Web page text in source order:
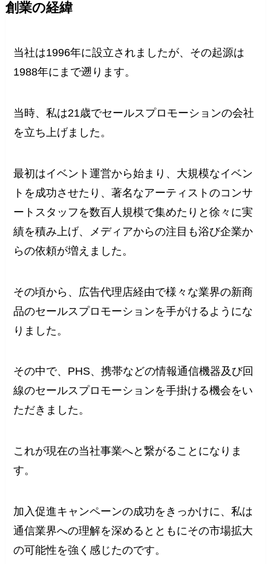
創業の経緯
当社は1996年に設立されましたが、その起源は
1988年にまで遡ります。
当時、私は21歳でセールスプロモーションの会社
を立ち上げました。
最初はイベント運営から始まり、大規模なイベン
トを成功させたり、著名なアーティストのコンサ
ートスタッフを数百人規模で集めたりと徐々に実
績を積み上げ、メディアからの注目も浴び企業か
らの依頼が増えました。
その頃から、広告代理店経由で様々な業界の新商
品のセールスプロモーションを手がけるようにな
りました。
その中で、PHS、携帯などの情報通信機器及び回
線のセールスプロモーションを手掛ける機会をい
ただきました。
これが現在の当社事業へと繋がることになりま
す。
加入促進キャンペーンの成功をきっかけに、私は
通信業界への理解を深めるとともにその市場拡大
の可能性を強く感じたのです。